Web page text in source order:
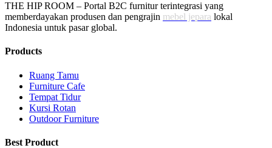
THE HIP ROOM – Portal B2C furnitur terintegrasi yang
memberdayakan produsen dan pengrajin mebel jepara lokal
Indonesia untuk pasar global.
Products
Ruang Tamu
Furniture Cafe
Tempat Tidur
Kursi Rotan
Outdoor Furniture
Best Product